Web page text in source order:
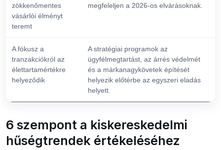
zökkenőmentes
vásárlói élményt
teremt
megfeleljen a 2026-os elvárásoknak.
A fókusz a
tranzakciókról az
élettartamértékre
helyeződik
A stratégiai programok az
ügyfélmegtartást, az árrés védelmét
és a márkanagykövetek építését
helyezik előtérbe az egyszeri eladás
helyett.
6 szempont a kiskereskedelmi
hűségtrendek értékeléséhez